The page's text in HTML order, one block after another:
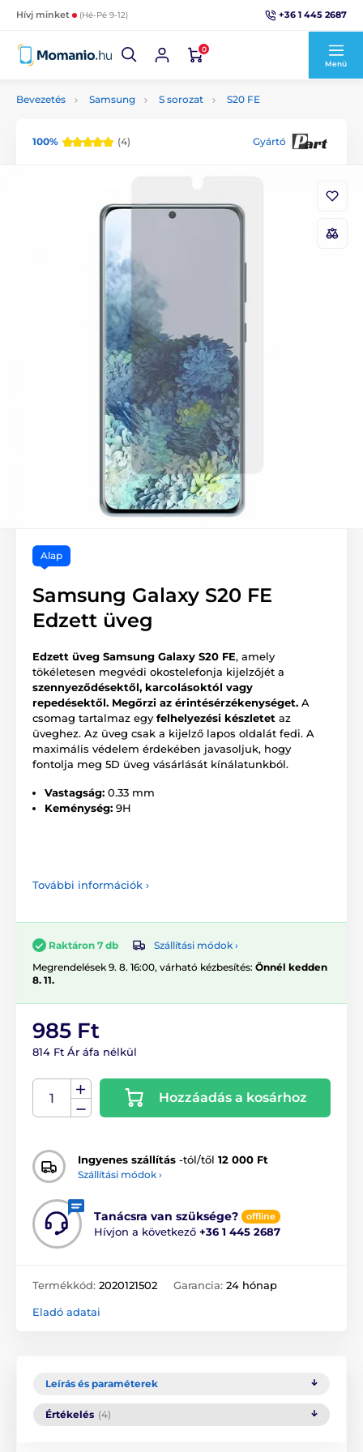
Hívj minket (Hé-Pé 9-12) +36 1 445 2687
0
Menü
Bevezetés Samsung S sorozat S20 FE
100% (4) Gyártó
Alap
Samsung Galaxy S20 FE
Edzett üveg
Edzett üveg Samsung Galaxy S20 FE, amely
tökéletesen megvédi okostelefonja kijelzőjét a
szennyeződésektől, karcolásoktól vagy
repedésektől. Megőrzi az érintésérzékenységet. A
csomag tartalmaz egy felhelyezési készletet az
üveghez. Az üveg csak a kijelző lapos oldalát fedi. A
maximális védelem érdekében javasoljuk, hogy
fontolja meg 5D üveg vásárlását kínálatunkból.
Vastagság: 0.33 mm
Keménység: 9H
További információk ›
Raktáron 7 db
Szállítási módok ›
Megrendelések 9. 8. 16:00, várható kézbesítés: Önnél kedden
8. 11.
985 Ft
814 Ft Ár áfa nélkül
Hozzáadás a kosárhoz
Ingyenes szállítás -tól/től 12 000 Ft
Szállítási módok ›
Tanácsra van szüksége? offline
Hívjon a következő +36 1 445 2687
Termékkód: 2020121502 Garancia: 24 hónap
Eladó adatai
Leírás és paraméterek
Értékelés (4)